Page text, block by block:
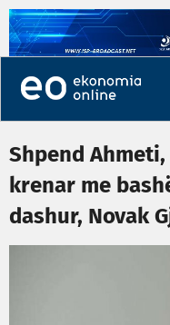
Shpend
krenar me
dashur, Novak